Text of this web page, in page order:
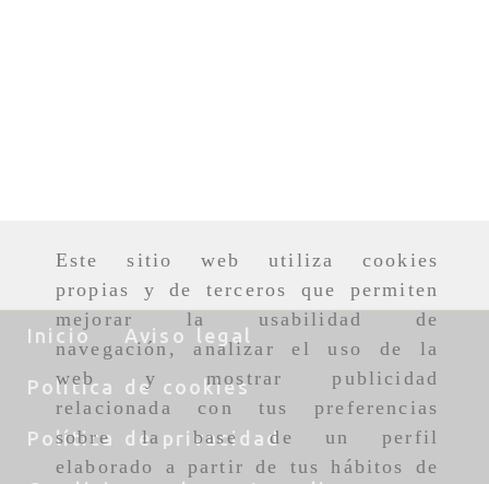
Este sitio web utiliza cookies
propias y de terceros que permiten
mejorar la usabilidad de
navegación, analizar el uso de la
web y mostrar publicidad
relacionada con tus preferencias
sobre la base de un perfil
elaborado a partir de tus hábitos de
Inicio Aviso legal
Política de cookies
Política de privacidad